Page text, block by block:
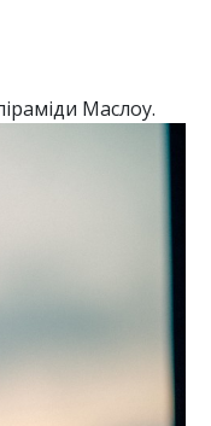
Маслоу.